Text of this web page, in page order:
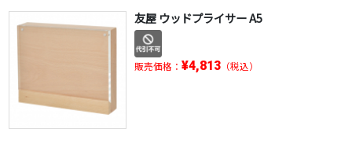
友屋 ウッドプライサー A5
販売価格： ¥4,813（税込）